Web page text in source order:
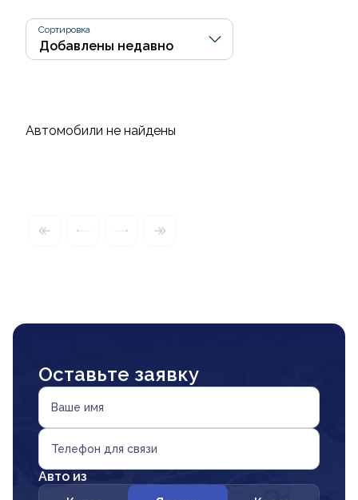
Сортировка
Автомобили не найдены
Оставьте заявку
Ваше имя
Телефон для связи
Авто из